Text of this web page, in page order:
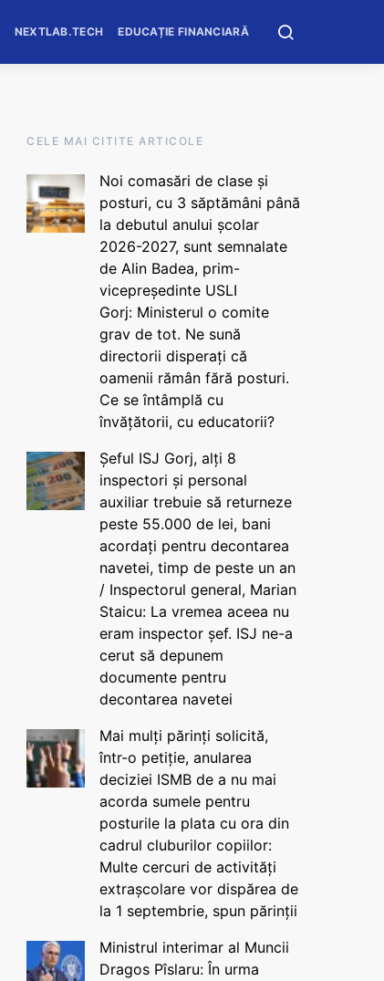
NEXTLAB.TECH EDUCAȚIE FINANCIARĂ
CELE MAI CITITE ARTICOLE
Noi comasări de clase și
posturi, cu 3 săptămâni până
la debutul anului școlar
2026-2027, sunt semnalate
de Alin Badea, prim-
vicepreședinte USLI
Gorj: Ministerul o comite
grav de tot. Ne sună
directorii disperați că
oamenii rămân fără posturi.
Ce se întâmplă cu
învățătorii, cu educatorii?
Șeful ISJ Gorj, alți 8
inspectori și personal
auxiliar trebuie să returneze
peste 55.000 de lei, bani
acordați pentru decontarea
navetei, timp de peste un an
/ Inspectorul general, Marian
Staicu: La vremea aceea nu
eram inspector șef. ISJ ne-a
cerut să depunem
documente pentru
decontarea navetei
Mai mulți părinți solicită,
într-o petiție, anularea
deciziei ISMB de a nu mai
acorda sumele pentru
posturile la plata cu ora din
cadrul cluburilor copiilor:
Multe cercuri de activități
extrașcolare vor dispărea de
la 1 septembrie, spun părinții
Ministrul interimar al Muncii
Dragos Pîslaru: În urma